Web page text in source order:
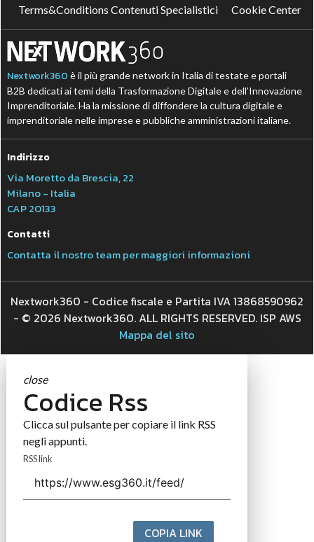
Terms&Conditions Contenuti Specialistici
Cookie Center
Nextwork360 è il più grande network in Italia di testate e portali
B2B dedicati ai temi della Trasformazione Digitale e dell’Innovazione
Imprenditoriale. Ha la missione di diffondere la cultura digitale e
imprenditoriale nelle imprese e pubbliche amministrazioni italiane.
Indirizzo
Via Moretto da Brescia, 22
Milano - Italia
CAP 20133
Contatti
Contatta il nostro team per maggiori informazioni
Nextwork360 - Codice fiscale e Partita IVA 13868590962
- © 2026 Nextwork360. ALL RIGHTS RESERVED. ISP AWS
Mappa del sito
close
Codice Rss
Clicca sul pulsante per copiare il link RSS
negli appunti.
RSS link
COPIA LINK